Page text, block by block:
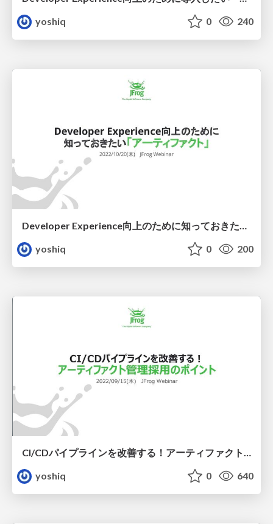
yoshiq
0 240
Developer Experience向上のために知っておきたい「アーティファクト」
yoshiq
0 200
CI/CDパイプラインを改善する！アーティファクト管理採用のポイント
yoshiq
0 640